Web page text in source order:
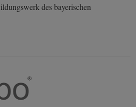
des bayerischen